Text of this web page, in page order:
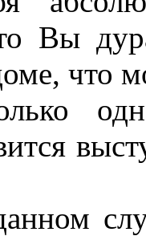
Вы
что